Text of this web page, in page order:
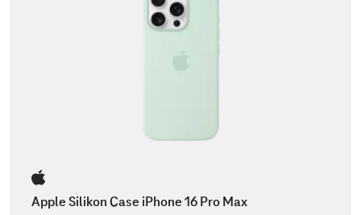
Apple Silikon Case iPhone 16 Pro Max